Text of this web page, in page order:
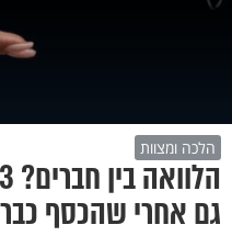
הלכה ומצוות
גם אחרי שהכסף